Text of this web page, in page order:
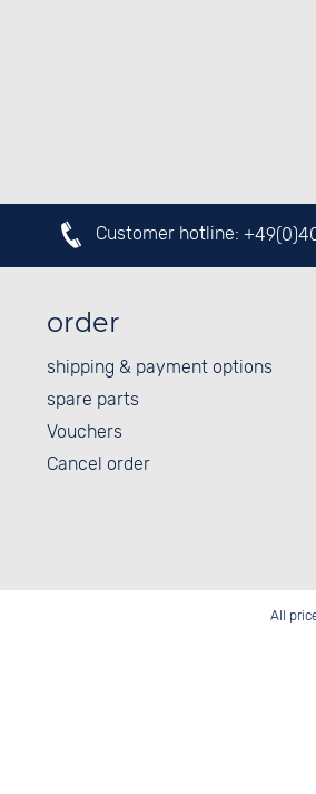
Customer hotline:
order
shipping & payment options
spare parts
Vouchers
Cancel order
All